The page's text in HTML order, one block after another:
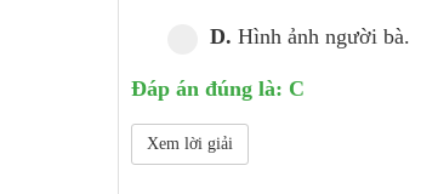
D. Hình ảnh người bà.
Đáp án đúng là: C
Xem lời giải